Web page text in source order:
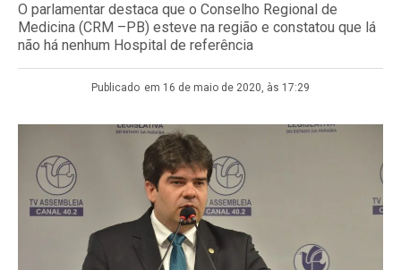
O parlamentar destaca que o Conselho Regional de
Medicina (CRM –PB) esteve na região e constatou que lá
não há nenhum Hospital de referência
Publicado em 16 de maio de 2020, às 17:29